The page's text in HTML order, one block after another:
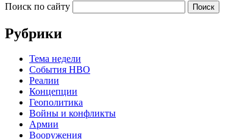
Поиск по сайту
Рубрики
Тема недели
События НВО
Реалии
Концепции
Геополитика
Войны и конфликты
Армии
Вооружения